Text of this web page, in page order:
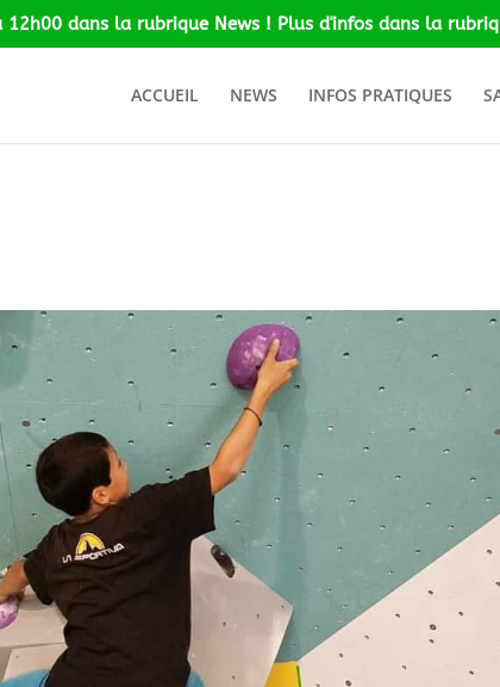
dans la rubrique News ! Plus d'infos dans la
ACCUEIL NEWS INFOS PRATIQUES